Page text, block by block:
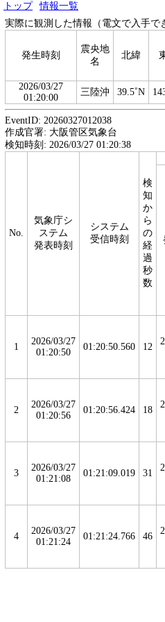
トップ
情報一覧
実際に観測した情報（電文で入手で
発生時刻
震央地
名
北緯
2026/03/27
01:20:00
三陸沖 39.5˚N
EventID: 20260327012038
作成官署: 大阪管区気象台
検知時刻: 2026/03/27 01:20:38
No.
気象庁シ
ステム
発表時刻
システム
受信時刻
検
知
か
ら
の
経
過
秒
数
1
2026/03/27
01:20:50
01:20:50.560 12
2
2026/03/27
01:20:56
01:20:56.424 18
3
2026/03/27
01:21:08
01:21:09.019 31
4
2026/03/27
01:21:24
01:21:24.766 46